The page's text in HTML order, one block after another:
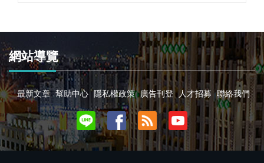
網站導覽
最新文章 幫助中心 隱私權政策 廣告刊登 人才招募 聯絡我們